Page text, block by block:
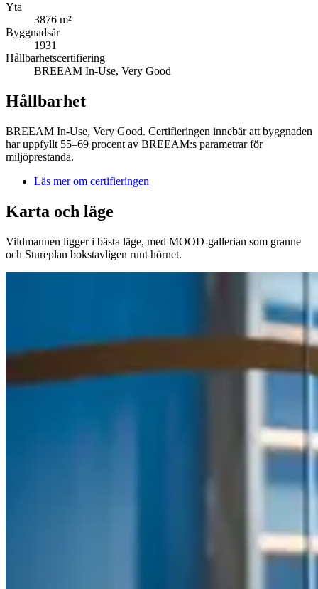
Yta
3876 m²
Byggnadsår
1931
Hållbarhetscertifiering
BREEAM In-Use, Very Good
Hållbarhet
BREEAM In-Use, Very Good. Certifieringen innebär att byggnaden
har uppfyllt 55–69 procent av BREEAM:s parametrar för
miljöprestanda.
Läs mer om certifieringen
Karta och läge
Vildmannen ligger i bästa läge, med MOOD-gallerian som granne
och Stureplan bokstavligen runt hörnet.